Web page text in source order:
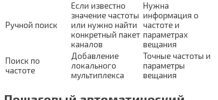
Ручной поиск
Если известно
значение частоты
или нужно найти
конкретный пакет
каналов
Нужна
информация о
частоте и
параметрах
вещания
Поиск по
частоте
Добавление
локального
мультиплекса
Точные частоты и
параметры
вещания